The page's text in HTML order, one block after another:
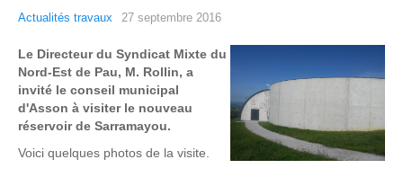
Actualités travaux 27 septembre 2016
Le Directeur du Syndicat Mixte du
Nord-Est de Pau, M. Rollin, a
invité le conseil municipal
d'Asson à visiter le nouveau
réservoir de Sarramayou.
Voici quelques photos de la visite.